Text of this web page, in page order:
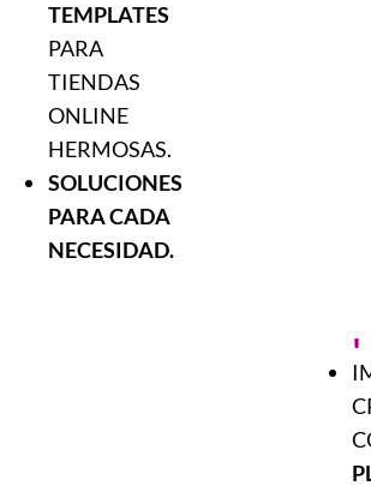
TEMPLATES
PARA
TIENDAS
ONLINE
HERMOSAS.
SOLUCIONES
PARA CADA
NECESIDAD.